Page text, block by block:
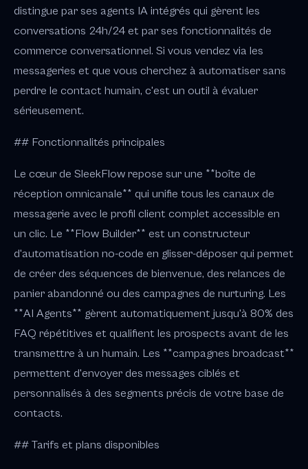
distingue par ses agents IA intégrés qui gèrent les
conversations 24h/24 et par ses fonctionnalités de
commerce conversationnel. Si vous vendez via les
messageries et que vous cherchez à automatiser sans
perdre le contact humain, c'est un outil à évaluer
sérieusement.
## Fonctionnalités principales
Le cœur de SleekFlow repose sur une **boîte de
réception omnicanale** qui unifie tous les canaux de
messagerie avec le profil client complet accessible en
un clic. Le **Flow Builder** est un constructeur
d'automatisation no-code en glisser-déposer qui permet
de créer des séquences de bienvenue, des relances de
panier abandonné ou des campagnes de nurturing. Les
**AI Agents** gèrent automatiquement jusqu'à 80% des
FAQ répétitives et qualifient les prospects avant de les
transmettre à un humain. Les **campagnes broadcast**
permettent d'envoyer des messages ciblés et
personnalisés à des segments précis de votre base de
contacts.
## Tarifs et plans disponibles